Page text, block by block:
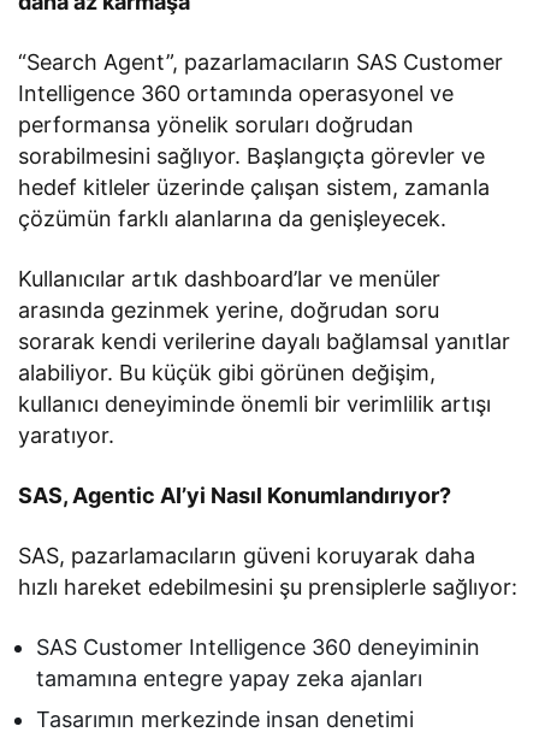
“Search Agent”, pazarlamacıların SAS Customer
Intelligence 360 ortamında operasyonel ve
performansa yönelik soruları doğrudan
sorabilmesini sağlıyor. Başlangıçta görevler ve
hedef kitleler üzerinde çalışan sistem, zamanla
çözümün farklı alanlarına da genişleyecek.
Kullanıcılar artık dashboard’lar ve menüler
arasında gezinmek yerine, doğrudan soru
sorarak kendi verilerine dayalı bağlamsal yanıtlar
alabiliyor. Bu küçük gibi görünen değişim,
kullanıcı deneyiminde önemli bir verimlilik artışı
yaratıyor.
SAS, Agentic AI’yi Nasıl Konumlandırıyor?
SAS, pazarlamacıların güveni koruyarak daha
hızlı hareket edebilmesini şu prensiplerle sağlıyor:
SAS Customer Intelligence 360 deneyiminin
tamamına entegre yapay zeka ajanları
Tasarımın merkezinde insan denetimi